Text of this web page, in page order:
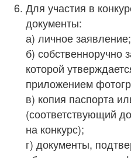
Для участия в
документы:
а) личное заявление;
б) собственноручно
которой
приложением
в) копия паспорта
(соответствующий
на конкурс);
г) документы,